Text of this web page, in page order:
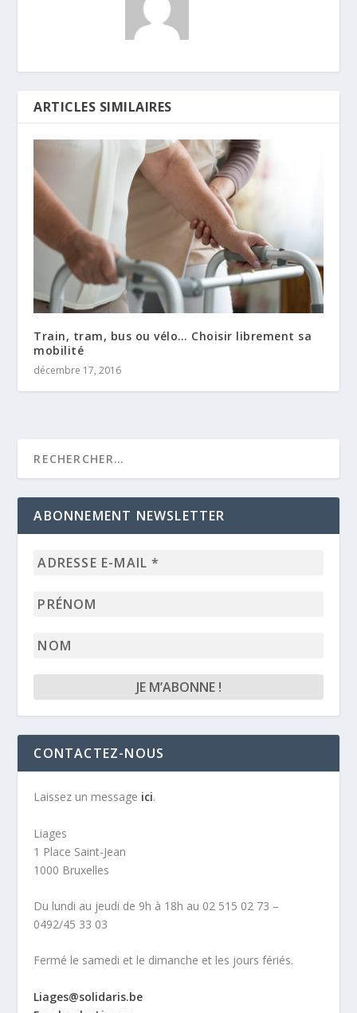
ARTICLES SIMILAIRES
Train, tram, bus ou vélo… Choisir librement sa
mobilité
décembre 17, 2016
ABONNEMENT NEWSLETTER
Adresse
*
Prénom
Nom
CONTACTEZ-NOUS
Laissez un message ici.
Liages
1 Place Saint-Jean
1000 Bruxelles
Du lundi au jeudi de 9h à 18h au 02 515 02 73 –
0492/45 33 03
Fermé le samedi et le dimanche et les jours fériés.
Liages@solidaris.be